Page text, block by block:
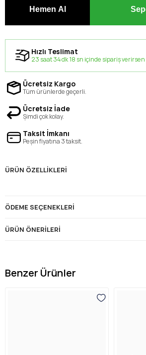
Hızlı Teslimat
23 saat 34 dk 17 sn içinde sipariş verirsen
Ücretsiz Kargo
Tüm ürünlerde geçerli.
Ücretsiz İade
Şimdi çok kolay.
Taksit İmkanı
Peşin fiyatına 3 taksit.
ÜRÜN ÖZELLIKLERI
ÖDEME SEÇENEKLERI
ÜRÜN ÖNERILERI
Benzer Ürünler